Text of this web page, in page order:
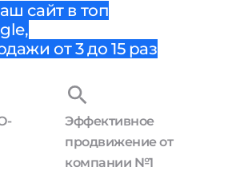
сайт в топ
от 3 до 15 раз
Эффективное
продвижение от
компании №1